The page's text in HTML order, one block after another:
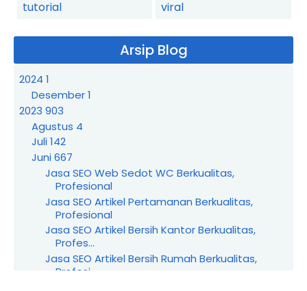
tutorial
viral
Arsip Blog
2024 1
Desember1
2023 903
Agustus 4
Juli142
Juni667
Jasa SEO Web Sedot WC Berkualitas,
Profesional
Jasa SEO Artikel Pertamanan Berkualitas,
Profesional
Jasa SEO Artikel Bersih Kantor Berkualitas,
Profes...
Jasa SEO Artikel Bersih Rumah Berkualitas,
Profesi...